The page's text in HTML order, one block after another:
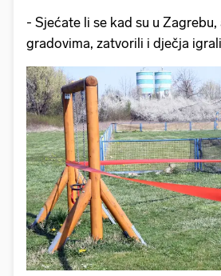
- Sjećate li se kad su u
gradovima, zatvorili i dječja